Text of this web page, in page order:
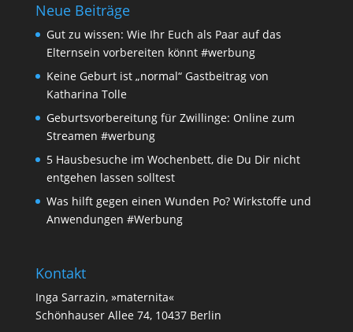
Neue Beiträge
Gut zu wissen: Wie Ihr Euch als Paar auf das
Elternsein vorbereiten könnt #werbung
Keine Geburt ist „normal“ Gastbeitrag von
Katharina Tolle
Geburtsvorbereitung für Zwillinge: Online zum
Streamen #werbung
5 Hausbesuche im Wochenbett, die Du Dir nicht
entgehen lassen solltest
Was hilft gegen einen Wunden Po? Wirkstoffe und
Anwendungen #Werbung
Kontakt
Inga Sarrazin, »maternita«
Schönhauser Allee 74, 10437 Berlin